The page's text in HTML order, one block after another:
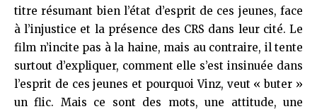
titre résumant bien l’état d’esprit de ces jeunes, face
à l’injustice et la présence des CRS dans leur cité. Le
film n’incite pas à la haine, mais au contraire, il tente
surtout d’expliquer, comment elle s’est insinuée dans
l’esprit de ces jeunes et pourquoi Vinz, veut « buter »
un flic. Mais ce sont des mots, une attitude, une